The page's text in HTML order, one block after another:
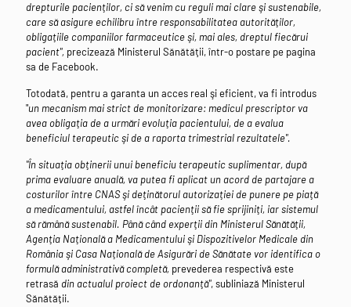
drepturile pacienţilor, ci să venim cu reguli mai clare şi sustenabile,
care să asigure echilibru între responsabilitatea autorităţilor,
obligaţiile companiilor farmaceutice şi, mai ales, dreptul fiecărui
pacient", precizează Ministerul Sănătăţii, într-o postare pe pagina
sa de Facebook.
Totodată, pentru a garanta un acces real şi eficient, va fi introdus
"un mecanism mai strict de monitorizare: medicul prescriptor va
avea obligaţia de a urmări evoluţia pacientului, de a evalua
beneficiul terapeutic şi de a raporta trimestrial rezultatele".
"În situaţia obţinerii unui beneficiu terapeutic suplimentar, după
prima evaluare anuală, va putea fi aplicat un acord de partajare a
costurilor între CNAS şi deţinătorul autorizaţiei de punere pe piaţă
a medicamentului, astfel încât pacienţii să fie sprijiniţi, iar sistemul
să rămână sustenabil. Până când experţii din Ministerul Sănătăţii,
Agenţia Naţională a Medicamentului şi Dispozitivelor Medicale din
România şi Casa Naţională de Asigurări de Sănătate vor identifica o
formulă administrativă completă, prevederea respectivă este
retrasă din actualul proiect de ordonanţă", subliniază Ministerul
Sănătății.